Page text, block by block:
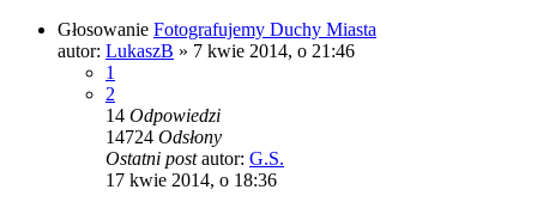
Głosowanie Fotografujemy Duchy Miasta
autor: LukaszB » 7 kwie 2014, o 21:46
1
2
14 Odpowiedzi
14724 Odsłony
Ostatni postautor: G.S.
17 kwie 2014, o 18:36